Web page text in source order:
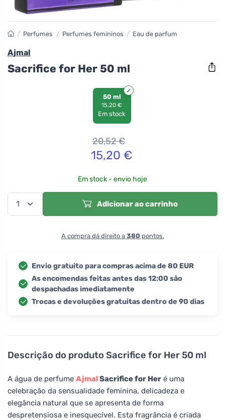
Descrição do produto Sacrifice for Her 50 ml
A água de perfume AjmalSacrifice for Her é uma
celebração da sensualidade feminina, delicadeza e
elegância natural que se apresenta de forma
despretensiosa e inesquecível. Esta fragrância é criada
/ Perfumes / Perfumes femininos / Eau de parfum
Ajmal
Sacrifice for Her 50 ml
50 ml
15,20 €
Em stock
20,52€
15,20 €
Em stock - envio hoje
Adicionar ao carrinho
A compra dá direito a 380pontos.
Envio gratuito para compras acima de 80 EUR
As encomendas feitas antes das 12:00 são
despachadas imediatamente
Trocas e devoluções gratuitas dentro de 90 dias